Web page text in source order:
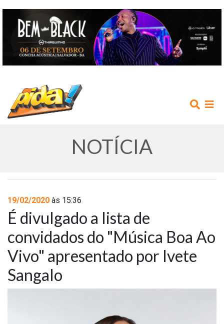
AGENDA
NOTÍCIAS
CONTATO
NOTÍCIA
19/02/2020 às 15:36
É divulgado a lista de
convidados do "Música Boa Ao
Vivo" apresentado por Ivete
Sangalo